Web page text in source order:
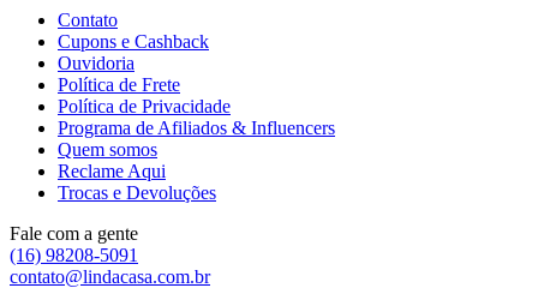
Contato
Cupons e Cashback
Ouvidoria
Política de Frete
Política de Privacidade
Programa de Afiliados & Influencers
Quem somos
Reclame Aqui
Trocas e Devoluções
Fale com a gente
(16) 98208-5091
contato@lindacasa.com.br